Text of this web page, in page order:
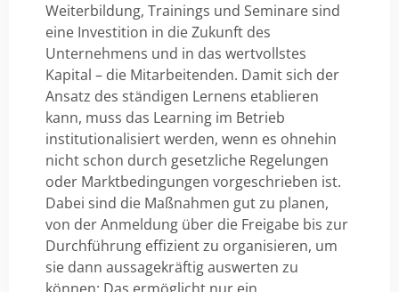
Weiterbildung, Trainings und Seminare sind
eine Investition in die Zukunft des
Unternehmens und in das wertvollstes
Kapital – die Mitarbeitenden. Damit sich der
Ansatz des ständigen Lernens etablieren
kann, muss das Learning im Betrieb
institutionalisiert werden, wenn es ohnehin
nicht schon durch gesetzliche Regelungen
oder Marktbedingungen vorgeschrieben ist.
Dabei sind die Maßnahmen gut zu planen,
von der Anmeldung über die Freigabe bis zur
Durchführung effizient zu organisieren, um
sie dann aussagekräftig auswerten zu